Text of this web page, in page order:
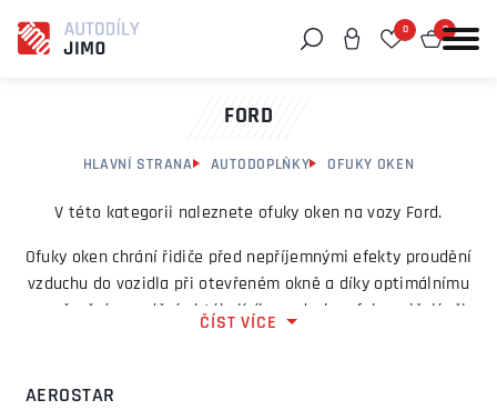
0 0
FORD
HLAVNÍ STRANA AUTODOPLŇKY OFUKY OKEN
V této kategorii naleznete ofuky oken na vozy Ford.
Ofuky oken chrání řidiče před nepříjemnými efekty proudění
vzduchu do vozidla při otevřeném okně a díky optimálnímu
usměrnění proudění obtékajícího vzduchu ofuky snižují při
ČÍST VÍCE
AEROSTAR